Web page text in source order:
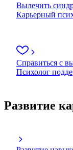
Вылечить
Карьерный
Справиться с
Психолог
Развитие